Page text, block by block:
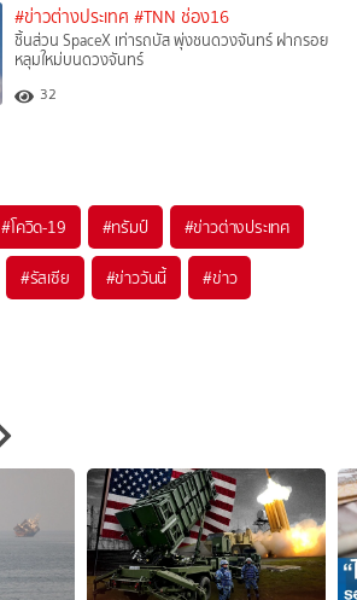
#ข่าวต่างประเทศ #TNN ช่อง16
ชิ้นส่วน SpaceX เท่ารถบัส พุ่งชนดวงจันทร์ ฝากรอย
หลุมใหม่บนดวงจันทร์
32
#โควิด-19 #ทรัมป์ #ข่าวต่างประเทศ
#รัสเซีย #ข่าววันนี้ #ข่าว